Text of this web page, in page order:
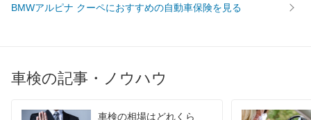
BMWアルピナ クーペにおすすめの自動車保険を見る
車検の記事・ノウハウ
車検の相場はどれくら